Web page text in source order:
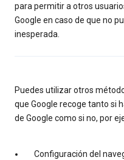
para permitir a otros
Google en caso de que no
inesperada.
Puedes utilizar otros
que Google recoge tanto si
de Google como si no, por
Configuración del